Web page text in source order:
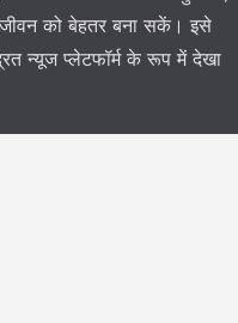
को बेहतर बना सकें। इसे
न्यूज प्लेटफॉर्म के रूप में देखा